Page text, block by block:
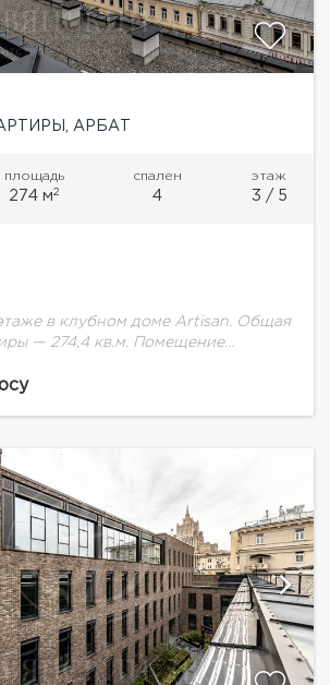
АРБАТ
площадь
274 м2
спален
4
этаж
3 / 5
в клубном доме Artisan. Общая
— 274,4 кв.м. Помещение
включает 30 квартир. В...